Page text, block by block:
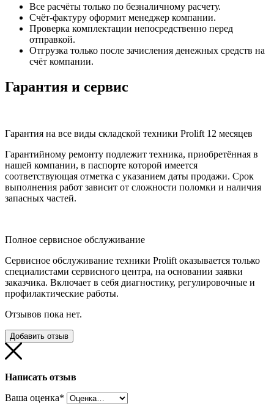
Все расчёты только по безналичному расчету.
Счёт-фактуру оформит менеджер компании.
Проверка комплектации непосредственно перед
отправкой.
Отгрузка только после зачисления денежных средств на
счёт компании.
Гарантия и сервис
Гарантия на все виды складской техники Prolift 12 месяцев
Гарантийному ремонту подлежит техника, приобретённая в
нашей компании, в паспорте которой имеется
соответствующая отметка с указанием даты продажи. Срок
выполнения работ зависит от сложности поломки и наличия
запасных частей.
Полное сервисное обслуживание
Сервисное обслуживание техники Prolift оказывается только
специалистами сервисного центра, на основании заявки
заказчика. Включает в себя диагностику, регулировочные и
профилактические работы.
Отзывов пока нет.
Добавить отзыв
Написать отзыв
Ваша оценка*